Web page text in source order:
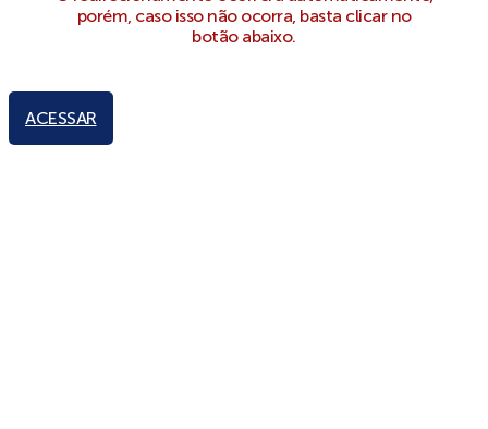
porém, caso isso não ocorra, basta clicar no
botão abaixo.
ACESSAR